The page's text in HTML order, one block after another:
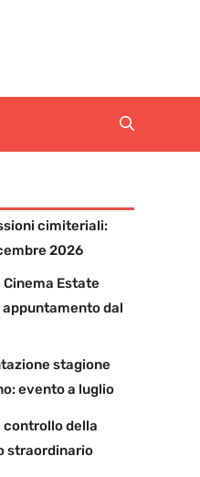
cimiteriali:
2026
Estate
appuntamento dal
stagione
evento a luglio
controllo della
straordinario